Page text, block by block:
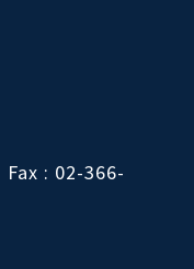
Fax : 02-366-